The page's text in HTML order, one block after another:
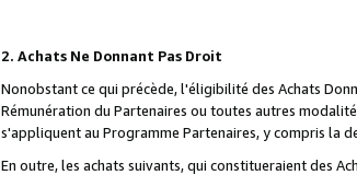
2. Achats Ne Donnant Pas Droit
Nonobstant ce qui précède, l'éligibilité des Achats
Rémunération du Partenaires ou toutes autres
s'appliquent au Programme Partenaires, y compris la
En outre, les achats suivants, qui constitueraient des